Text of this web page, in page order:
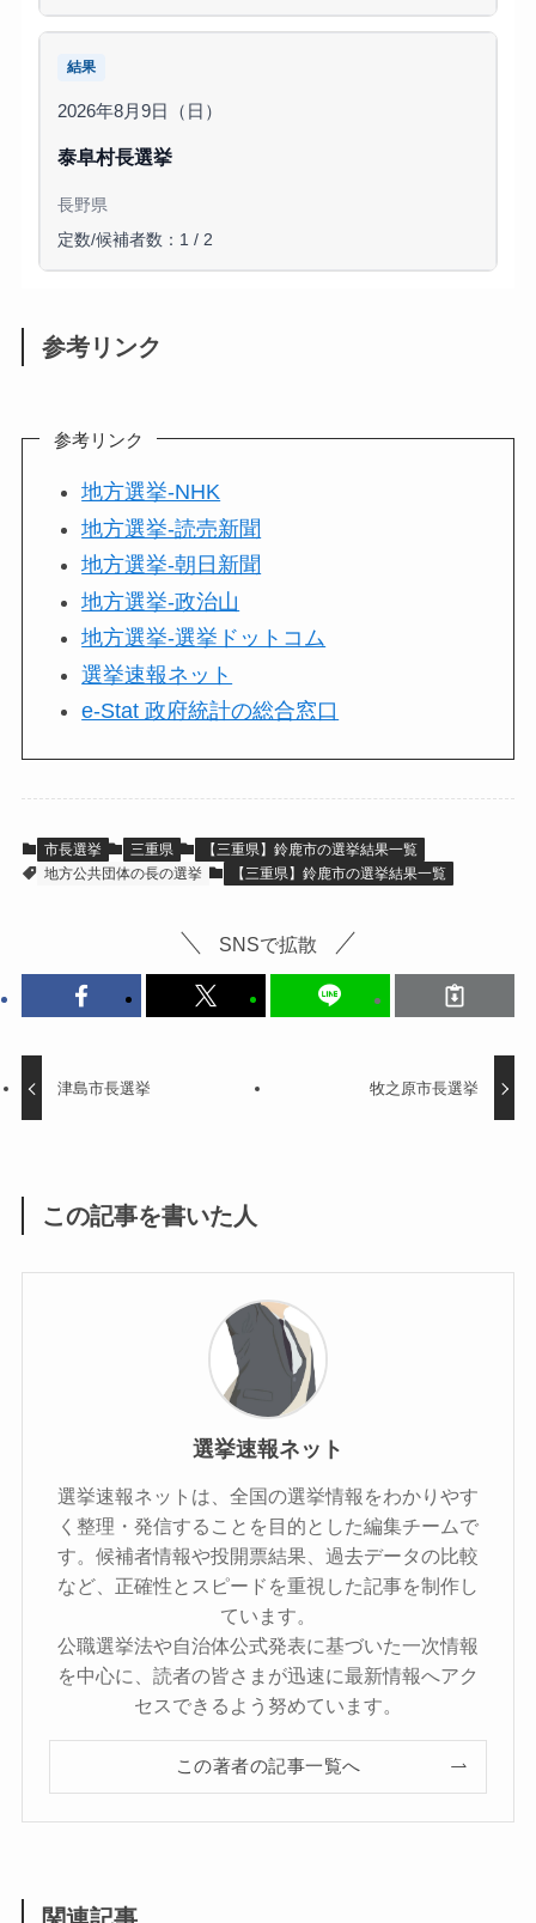
結果
2026年8月9日（日）
泰阜村長選挙
長野県
定数/候補者数：1 / 2
参考リンク
参考リンク
地方選挙-NHK
地方選挙-読売新聞
地方選挙-朝日新聞
地方選挙-政治山
地方選挙-選挙ドットコム
選挙速報ネット
e-Stat 政府統計の総合窓口
市長選挙 三重県
【三重県】鈴鹿市の選挙結果一覧
地方公共団体の長の選挙
【三重県】鈴鹿市の選挙結果一覧
SNSで拡散
津島市長選挙 牧之原市長選挙
この記事を書いた人
選挙速報ネット
選挙速報ネットは、全国の選挙情報をわかりやす
く整理・発信することを目的とした編集チームで
す。候補者情報や投開票結果、過去データの比較
など、正確性とスピードを重視した記事を制作し
ています。
公職選挙法や自治体公式発表に基づいた一次情報
を中心に、読者の皆さまが迅速に最新情報へアク
セスできるよう努めています。
この著者の記事一覧へ